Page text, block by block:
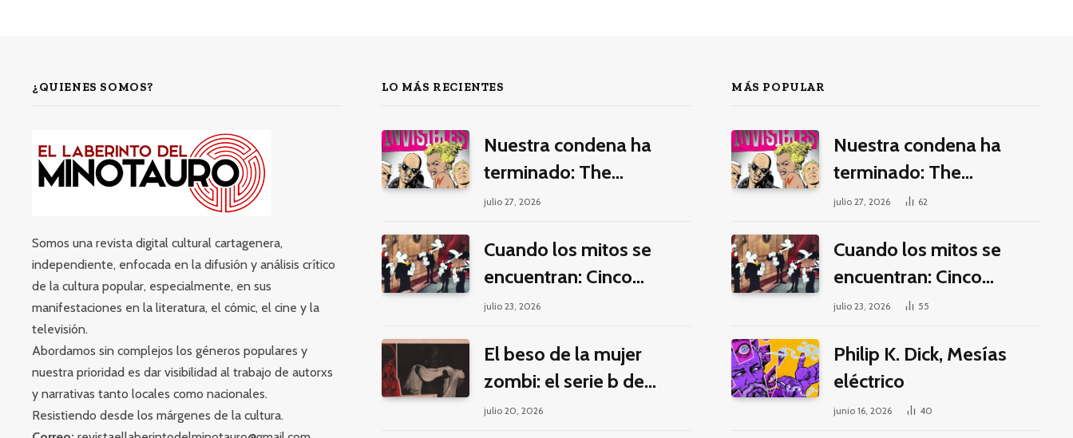
¿QUIENES SOMOS?
Somos una revista digital cultural cartagenera,
independiente, enfocada en la difusión y análisis crítico
de la cultura popular, especialmente, en sus
manifestaciones en la literatura, el cómic, el cine y la
televisión.
Abordamos sin complejos los géneros populares y
nuestra prioridad es dar visibilidad al trabajo de autorxs
y narrativas tanto locales como nacionales.
Resistiendo desde los márgenes de la cultura.
LO MÁS RECIENTES
Nuestra condena ha
terminado: The
Invisibles y la guerra por
julio 27, 2026
Cuando los mitos se
encuentran: Cinco
pilares éticos para una
julio 23, 2026
El beso de la mujer
zombi: el serie b de
Manuel Puig y Jacques
julio 20, 2026
MÁS POPULAR
Nuestra condena ha
terminado: The
Invisibles y la guerra por
julio 27, 2026 62
Cuando los mitos se
encuentran: Cinco
pilares éticos para una
julio 23, 2026 55
Philip K. Dick, Mesías
eléctrico
junio 16, 2026 40